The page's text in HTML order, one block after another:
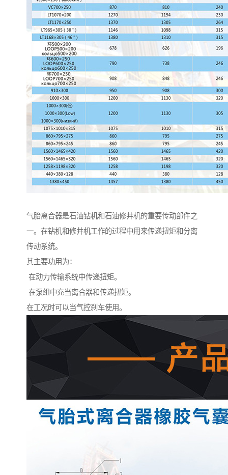
气胎离合器是石油钻机和石油修井机的重要传动部件之
一。在钻机和修井机工作的过程中用来传递扭矩和分离
传动系统。
其主要功用为：
在动力传输系统中传递扭矩。
在泵组中充当离合器和传递扭矩。
在工况时可以当气控刹车使用。